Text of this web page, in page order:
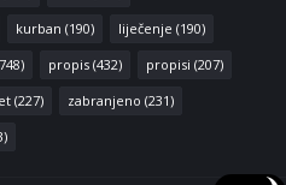
kurban (190) liječenje (190)
propis (432) propisi (207)
(227) zabranjeno (231)